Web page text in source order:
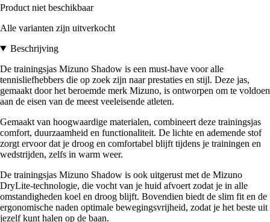
Product niet beschikbaar
Alle varianten zijn uitverkocht
Beschrijving
De trainingsjas Mizuno Shadow is een must-have voor alle
tennisliefhebbers die op zoek zijn naar prestaties en stijl. Deze jas,
gemaakt door het beroemde merk Mizuno, is ontworpen om te voldoen
aan de eisen van de meest veeleisende atleten.
Gemaakt van hoogwaardige materialen, combineert deze trainingsjas
comfort, duurzaamheid en functionaliteit. De lichte en ademende stof
zorgt ervoor dat je droog en comfortabel blijft tijdens je trainingen en
wedstrijden, zelfs in warm weer.
De trainingsjas Mizuno Shadow is ook uitgerust met de Mizuno
DryLite-technologie, die vocht van je huid afvoert zodat je in alle
omstandigheden koel en droog blijft. Bovendien biedt de slim fit en de
ergonomische naden optimale bewegingsvrijheid, zodat je het beste uit
jezelf kunt halen op de baan.